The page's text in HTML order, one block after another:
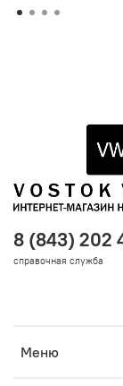
Меню
8 (843) 202
справочная служба